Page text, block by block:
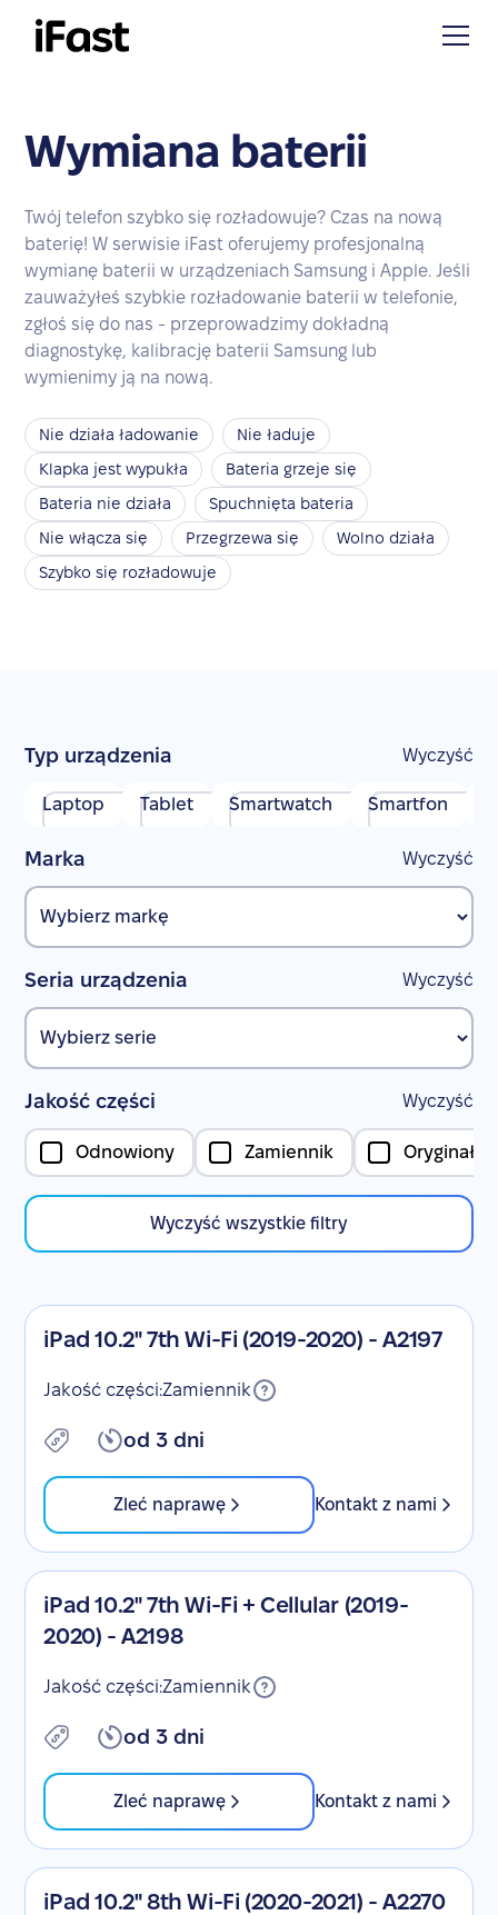
Wymiana baterii
Twój telefon szybko się rozładowuje? Czas na nową
baterię! W serwisie iFast oferujemy profesjonalną
wymianę baterii w urządzeniach Samsung i Apple. Jeśli
zauważyłeś szybkie rozładowanie baterii w telefonie,
zgłoś się do nas - przeprowadzimy dokładną
diagnostykę, kalibrację baterii Samsung lub
wymienimy ją na nową.
Nie działa ładowanie
Nie ładuje
Klapka jest wypukła
Bateria grzeje się
Bateria nie działa
Spuchnięta bateria
Nie włącza się
Przegrzewa się
Wolno działa
Szybko się rozładowuje
Typ urządzenia Wyczyść
Laptop Tablet Smartwatch Smartfon
Marka Wyczyść
Seria urządzenia Wyczyść
Jakość części Wyczyść
Odnowiony Zamiennik Oryginał
Wyczyść wszystkie filtry
iPad 10.2" 7th Wi-Fi (2019-2020) - A2197
Jakość części:Zamiennik
od 3 dni
Zleć naprawę Kontakt z nami
iPad 10.2" 7th Wi-Fi + Cellular (2019-
2020) - A2198
Jakość części:Zamiennik
od 3 dni
Zleć naprawę Kontakt z nami
iPad 10.2" 8th Wi-Fi (2020-2021) - A2270